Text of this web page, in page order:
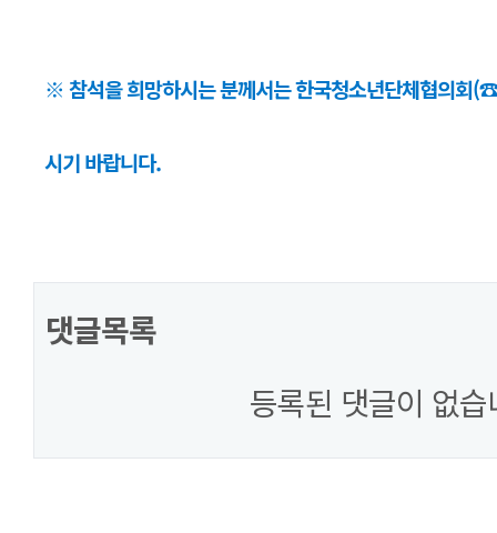
※ 참석을 희망하시는 분께서는 한국청소년단체협의회
시기 바랍니다.
댓글목록
등록된 댓글이 없습